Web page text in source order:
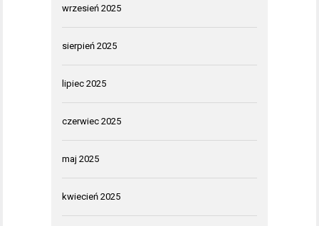
wrzesień 2025
sierpień 2025
lipiec 2025
czerwiec 2025
maj 2025
kwiecień 2025